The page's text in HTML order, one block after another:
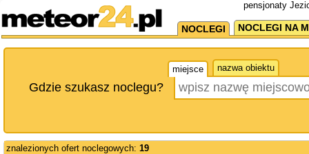
pensjonaty
NOCLEGI NOCLEGI NA
miejsce nazwa obiektu
Gdzie szukasz noclegu?
znalezionych ofert noclegowych: 19